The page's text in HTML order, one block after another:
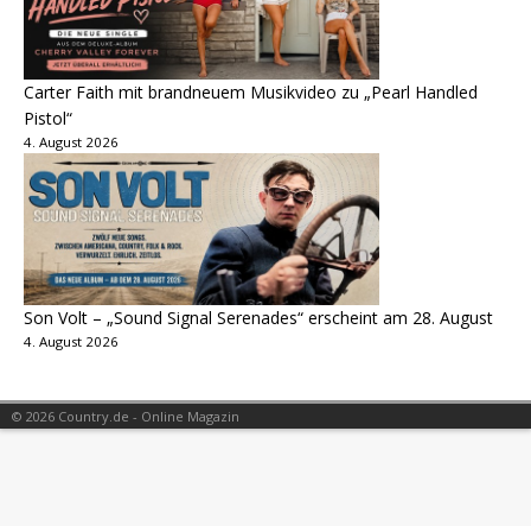
Carter Faith mit brandneuem Musikvideo zu „Pearl Handled
Pistol“
4. August 2026
Son Volt – „Sound Signal Serenades“ erscheint am 28. August
4. August 2026
© 2026 Country.de - Online Magazin